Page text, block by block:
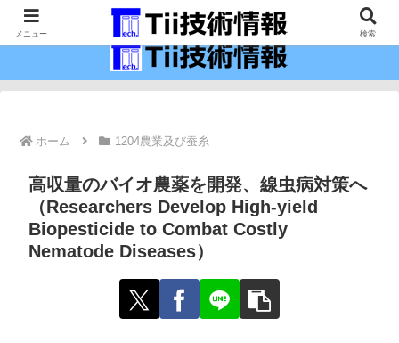
最新の科学技術の情報インフラ。
ホーム 1204農業及び蚕糸
高収量のバイオ農薬を開発、線虫病対策へ
（Researchers Develop High-yield
Biopesticide to Combat Costly
Nematode Diseases）
メニュー 検索